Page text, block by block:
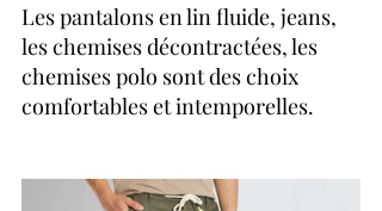
Les pantalons en lin fluide, jeans,
les chemises décontractées, les
chemises polo sont des choix
comfortables et intemporelles.